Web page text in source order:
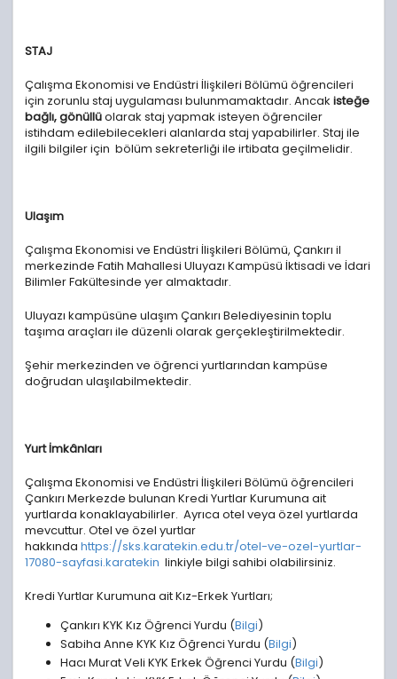
STAJ
Çalışma Ekonomisi ve Endüstri İlişkileri Bölümü öğrencileri
için zorunlu staj uygulaması bulunmamaktadır. Ancak isteğe
bağlı, gönüllüolarak staj yapmak isteyen öğrenciler
istihdam edilebilecekleri alanlarda staj yapabilirler. Staj ile
ilgili bilgiler için bölüm sekreterliği ile irtibata geçilmelidir.
Ulaşım
Çalışma Ekonomisi ve Endüstri İlişkileri Bölümü, Çankırı il
merkezinde Fatih Mahallesi Uluyazı Kampüsü İktisadi ve İdari
Bilimler Fakültesinde yer almaktadır.
Uluyazı kampüsüne ulaşım Çankırı Belediyesinin toplu
taşıma araçları ile düzenli olarak gerçekleştirilmektedir.
Şehir merkezinden ve öğrenci yurtlarından kampüse
doğrudan ulaşılabilmektedir.
Yurt İmkânları
Çalışma Ekonomisi ve Endüstri İlişkileri Bölümü öğrencileri
Çankırı Merkezde bulunan Kredi Yurtlar Kurumuna ait
yurtlarda konaklayabilirler. Ayrıca otel veya özel yurtlarda
mevcuttur. Otel ve özel yurtlar
hakkında https://sks.karatekin.edu.tr/otel-ve-ozel-yurtlar-
17080-sayfasi.karatekin linkiyle bilgi sahibi olabilirsiniz.
Kredi Yurtlar Kurumuna ait Kız-Erkek Yurtları;
Çankırı KYK Kız Öğrenci Yurdu (Bilgi)
Sabiha Anne KYK Kız Öğrenci Yurdu (Bilgi)
Hacı Murat Veli KYK Erkek Öğrenci Yurdu (Bilgi)